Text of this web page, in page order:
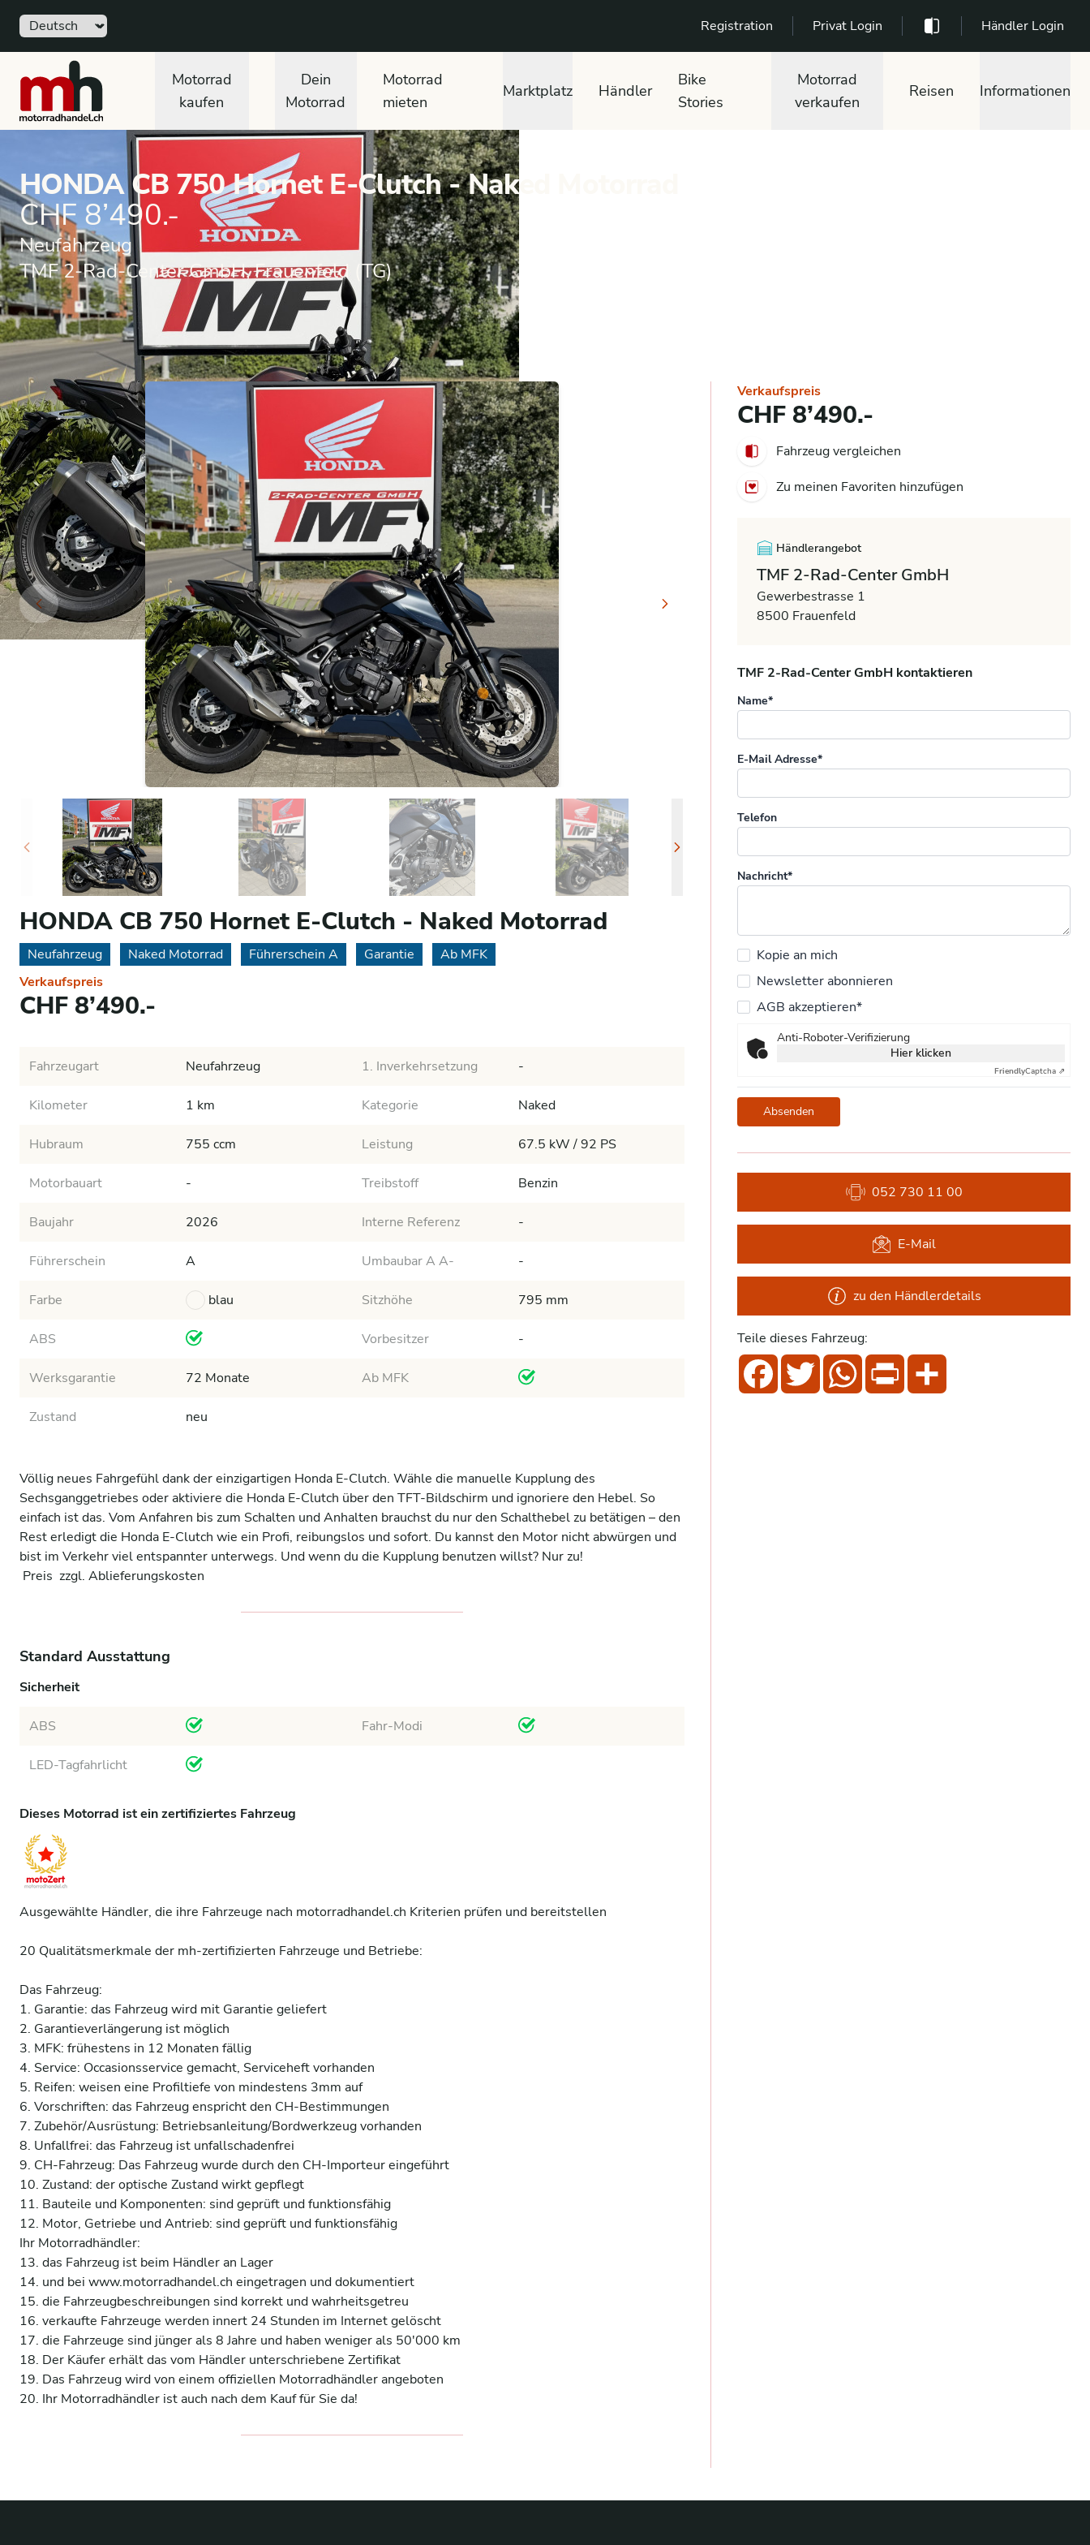
Sprache Registration Privat Login Händler Login
motorradhandel.ch
Motorrad
kaufen
Dein
Motorrad
Motorrad
mieten
Marktplatz Händler
Bike
Stories
Motorrad
verkaufen
Reisen Informationen
HONDA CB 750 Hornet E-Clutch - Naked Motorrad
CHF 8’490.-
Neufahrzeug
TMF 2-Rad-Center GmbH, Frauenfeld (TG)
Motorrad Neufahrzeug Naked Motorrad HONDA CB 750 Hornet
HONDA CB 750 Hornet E-Clutch - Naked Motorrad
Neufahrzeug Naked Motorrad Führerschein A Garantie
Ab MFK
Verkaufspreis
CHF 8’490.-
Fahrzeugart Neufahrzeug 1. Inverkehrsetzung -
Kilometer 1 km Kategorie Naked
Hubraum 755 ccm Leistung 67.5 kW / 92 PS
Motorbauart - Treibstoff Benzin
Baujahr 2026 Interne Referenz -
Führerschein A Umbaubar A A- -
Farbe blau Sitzhöhe 795 mm
ABS Vorbesitzer -
Werksgarantie 72 Monate Ab MFK
Zustand neu
Völlig neues Fahrgefühl dank der einzigartigen Honda E-Clutch. Wähle die manuelle Kupplung des
Sechsganggetriebes oder aktiviere die Honda E-Clutch über den TFT-Bildschirm und ignoriere den Hebel. So
einfach ist das. Vom Anfahren bis zum Schalten und Anhalten brauchst du nur den Schalthebel zu betätigen – den
Rest erledigt die Honda E-Clutch wie ein Profi, reibungslos und sofort. Du kannst den Motor nicht abwürgen und
bist im Verkehr viel entspannter unterwegs. Und wenn du die Kupplung benutzen willst? Nur zu!
Preis  zzgl. Ablieferungskosten
Standard Ausstattung
Sicherheit
ABS Fahr-Modi
LED-Tagfahrlicht
Dieses Motorrad ist ein zertifiziertes Fahrzeug
Ausgewählte Händler, die ihre Fahrzeuge nach motorradhandel.ch Kriterien prüfen und bereitstellen
20 Qualitätsmerkmale der mh-zertifizierten Fahrzeuge und Betriebe:
Das Fahrzeug:
1. Garantie: das Fahrzeug wird mit Garantie geliefert
2. Garantieverlängerung ist möglich
3. MFK: frühestens in 12 Monaten fällig
4. Service: Occasionsservice gemacht, Serviceheft vorhanden
5. Reifen: weisen eine Profiltiefe von mindestens 3mm auf
6. Vorschriften: das Fahrzeug enspricht den CH-Bestimmungen
7. Zubehör/Ausrüstung: Betriebsanleitung/Bordwerkzeug vorhanden
8. Unfallfrei: das Fahrzeug ist unfallschadenfrei
9. CH-Fahrzeug: Das Fahrzeug wurde durch den CH-Importeur eingeführt
10. Zustand: der optische Zustand wirkt gepflegt
11. Bauteile und Komponenten: sind geprüft und funktionsfähig
12. Motor, Getriebe und Antrieb: sind geprüft und funktionsfähig
Ihr Motorradhändler:
13. das Fahrzeug ist beim Händler an Lager
14. und bei www.motorradhandel.ch eingetragen und dokumentiert
15. die Fahrzeugbeschreibungen sind korrekt und wahrheitsgetreu
16. verkaufte Fahrzeuge werden innert 24 Stunden im Internet gelöscht
17. die Fahrzeuge sind jünger als 8 Jahre und haben weniger als 50'000 km
18. Der Käufer erhält das vom Händler unterschriebene Zertifikat
19. Das Fahrzeug wird von einem offiziellen Motorradhändler angeboten
Verkaufspreis
CHF 8’490.-
Fahrzeug vergleichen
Zu meinen Favoriten hinzufügen
Händlerangebot
TMF 2-Rad-Center GmbH
Gewerbestrasse 1
8500 Frauenfeld
TMF 2-Rad-Center GmbH kontaktieren
Name*
E-Mail Adresse*
Telefon
Nachricht*
Kopie an mich
Newsletter abonnieren
AGB akzeptieren*
Anti-Roboter-Verifizierung
Hier klicken
FriendlyCaptcha ⇗
Absenden
052 730 11 00
E-Mail
zu den Händlerdetails
Teile dieses Fahrzeug:
FacebookTwitterWhatsApp
Print